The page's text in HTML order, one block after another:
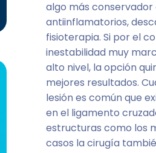
algo más
antiinflamatorios,
fisioterapia. Si por el
inestabilidad muy
alto nivel, la opción
mejores resultados.
lesión es común que
en el ligamento
estructuras como los
casos la cirugía